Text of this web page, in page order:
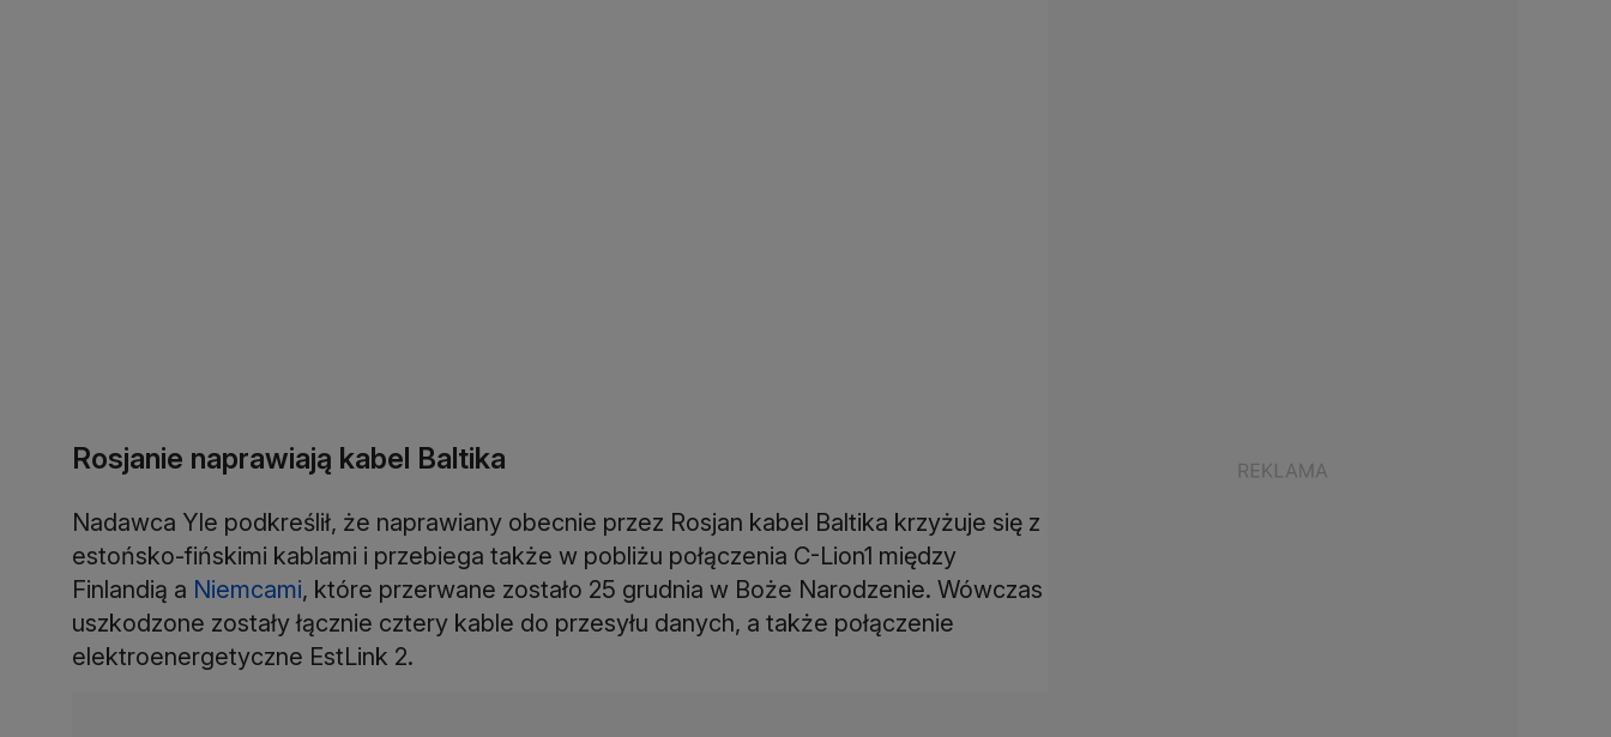
Rosjanie naprawiają kabel Baltika
Nadawca Yle podkreślił, że naprawiany obecnie przez Rosjan kabel Baltika krzyżuje się z
estońsko-fińskimi kablami i przebiega także w pobliżu połączenia C-Lion1 między
Finlandią a Niemcami, które przerwane zostało 25 grudnia w Boże Narodzenie. Wówczas
uszkodzone zostały łącznie cztery kable do przesyłu danych, a także połączenie
elektroenergetyczne EstLink 2.